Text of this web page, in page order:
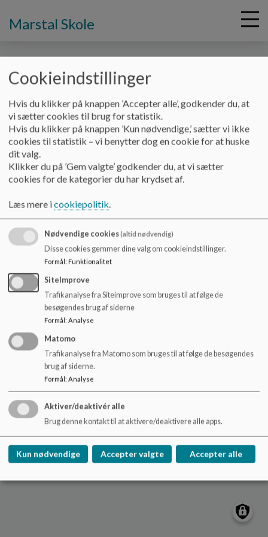
i
Marstal Skole
Vores skole Generelle regler
Generelle regler
grundlæggende principper:
Gensidig respekt og hensyntagen - Pas på hinanden!
Respekt for bygninger og inventar - Pas på tingene!
Marstal Skole
Halvejen 24, 5960 Marstal
marstalskole@aeroekommune.dk
+45 63526400
EAN NR.
5798007048075
Tilgængelighedserklæring
Sitemap
Cookieindstillinger
Hvis du klikker på knappen ’Accepter alle’, godkender du, at
vi sætter cookies til brug for statistik.
Hvis du klikker på knappen ’Kun nødvendige,’ sætter vi ikke
cookies til statistik – vi benytter dog en cookie for at huske
dit valg.
Klikker du på ’Gem valgte’ godkender du, at vi sætter
cookies for de kategorier du har krydset af.
Læs mere icookiepolitik.
Nødvendige cookies(altid nødvendig)
Disse cookies gemmer dine valg om cookieindstillinger.
Formål: Funktionalitet
SiteImprove
Trafikanalyse fra Siteimprove som bruges til at følge de
besøgendes brug af siderne
Formål: Analyse
Matomo
Trafikanalyse fra Matomo som bruges til at følge de besøgendes
brug af siderne.
Formål: Analyse
Aktiver/deaktivér alle
Brug denne kontakt til at aktivere/deaktivere alle apps.
Kun nødvendige Accepter valgte Accepter alle